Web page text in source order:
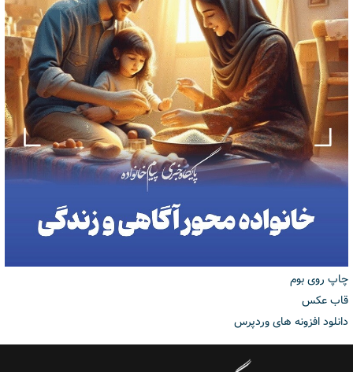
چاپ روی بوم
قاب عکس
دانلود افزونه های وردپرس